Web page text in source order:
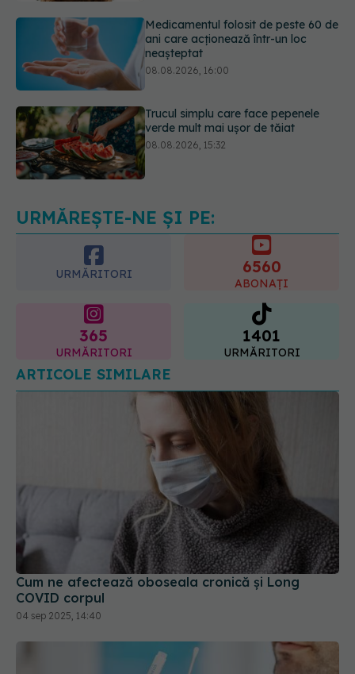
Trucul simplu care face pepenele
verde mult mai ușor de tăiat
Ce poți mânca și ce trebuie să eviți
URMĂREȘTE-NE ȘI PE:
URMĂRITORI 6560
ABONAȚI
365
URMĂRITORI
1401
URMĂRITORI
ARTICOLE SIMILARE
Cum ne afectează oboseala cronică și Long
COVID corpul
04 sep 2025, 14:40